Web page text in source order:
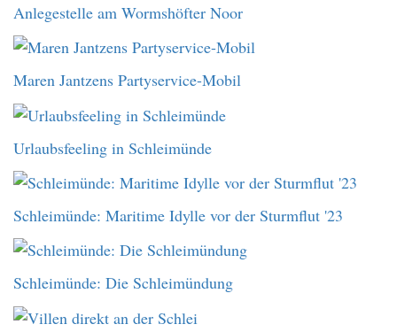
Anlegestelle am Wormshöfter Noor
Maren Jantzens Partyservice-Mobil
Urlaubsfeeling in Schleimünde
Schleimünde: Maritime Idylle vor der Sturmflut '23
Schleimünde: Die Schleimündung